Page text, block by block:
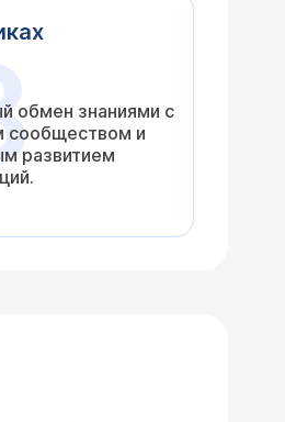
обмен знаниями с
сообществом и
развитием